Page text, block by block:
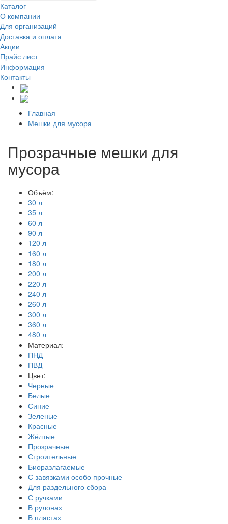
Каталог
О компании
Для организаций
Доставка и оплата
Акции
Прайс лист
Информация
Контакты
Главная
Мешки для мусора
Прозрачные мешки для
мусора
Объём:
30 л
35 л
60 л
90 л
120 л
160 л
180 л
200 л
220 л
240 л
260 л
300 л
360 л
480 л
Материал:
ПНД
ПВД
Цвет:
Черные
Белые
Синие
Зеленые
Красные
Жёлтые
Прозрачные
Строительные
Биоразлагаемые
С завязками особо прочные
Для раздельного сбора
С ручками
В рулонах
В пластах